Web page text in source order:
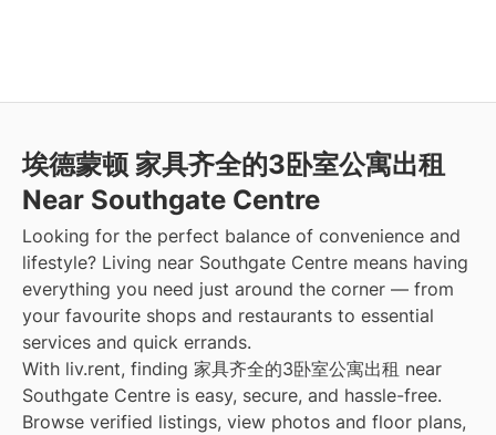
埃德蒙顿 家具齐全的3卧室公寓出租
Near Southgate Centre
Looking for the perfect balance of convenience and
lifestyle? Living near Southgate Centre means having
everything you need just around the corner — from
your favourite shops and restaurants to essential
services and quick errands.
With liv.rent, finding 家具齐全的3卧室公寓出租 near
Southgate Centre is easy, secure, and hassle-free.
Browse verified listings, view photos and floor plans,